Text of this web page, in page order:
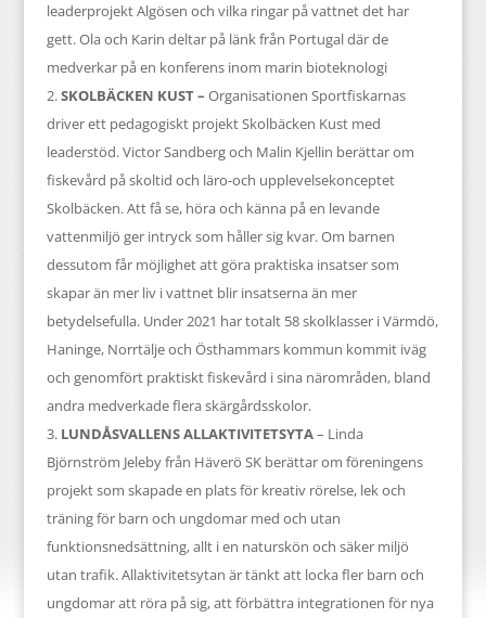
leaderprojekt Algösen och vilka ringar på vattnet det har
gett. Ola och Karin deltar på länk från Portugal där de
medverkar på en konferens inom marin bioteknologi
SKOLBÄCKEN KUST – Organisationen Sportfiskarnas
driver ett pedagogiskt projekt Skolbäcken Kust med
leaderstöd. Victor Sandberg och Malin Kjellin berättar om
fiskevård på skoltid och läro-och upplevelsekonceptet
Skolbäcken. Att få se, höra och känna på en levande
vattenmiljö ger intryck som håller sig kvar. Om barnen
dessutom får möjlighet att göra praktiska insatser som
skapar än mer liv i vattnet blir insatserna än mer
betydelsefulla. Under 2021 har totalt 58 skolklasser i Värmdö,
Haninge, Norrtälje och Östhammars kommun kommit iväg
och genomfört praktiskt fiskevård i sina närområden, bland
andra medverkade flera skärgårdsskolor.
LUNDÅSVALLENS ALLAKTIVITETSYTA– Linda
Björnström Jeleby från Häverö SK berättar om föreningens
projekt som skapade en plats för kreativ rörelse, lek och
träning för barn och ungdomar med och utan
funktionsnedsättning, allt i en naturskön och säker miljö
utan trafik. Allaktivitetsytan är tänkt att locka fler barn och
ungdomar att röra på sig, att förbättra integrationen för nya